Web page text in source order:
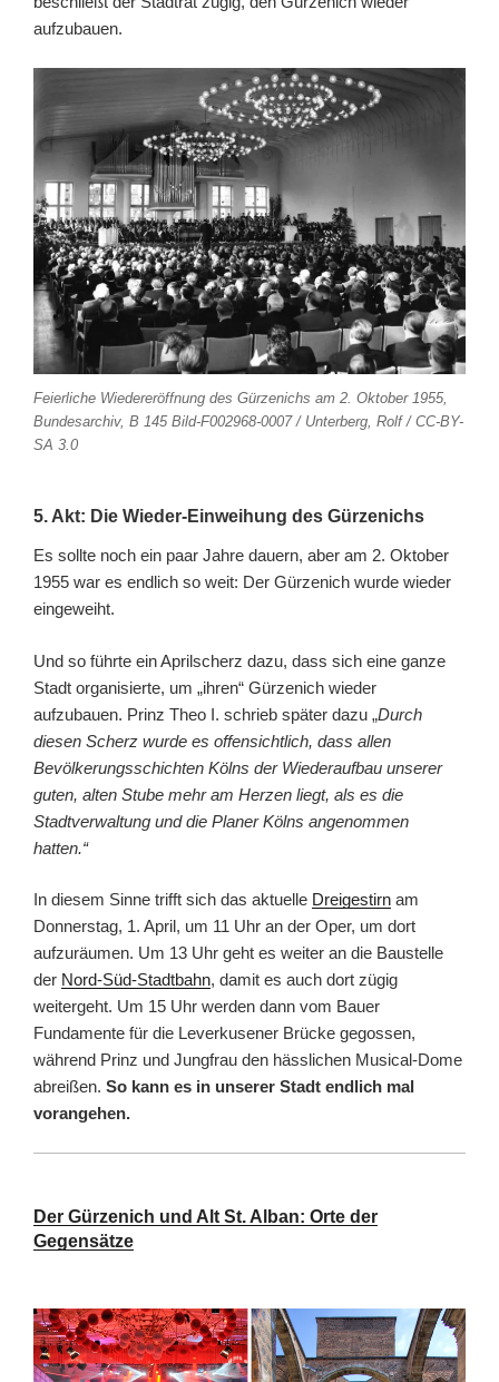
aufzubauen.
Feierliche Wiedereröffnung des Gürzenichs am 2. Oktober 1955,
Bundesarchiv, B 145 Bild-F002968-0007 / Unterberg, Rolf / CC-BY-
SA 3.0
5. Akt: Die Wieder-Einweihung des Gürzenichs
Es sollte noch ein paar Jahre dauern, aber am 2. Oktober
1955 war es endlich so weit: Der Gürzenich wurde wieder
eingeweiht.
Und so führte ein Aprilscherz dazu, dass sich eine ganze
Stadt organisierte, um „ihren“ Gürzenich wieder
aufzubauen. Prinz Theo I. schrieb später dazu „Durch
diesen Scherz wurde es offensichtlich, dass allen
Bevölkerungsschichten Kölns der Wiederaufbau unserer
guten, alten Stube mehr am Herzen liegt, als es die
Stadtverwaltung und die Planer Kölns angenommen
hatten.“
In diesem Sinne trifft sich das aktuelle Dreigestirn am
Donnerstag, 1. April, um 11 Uhr an der Oper, um dort
aufzuräumen. Um 13 Uhr geht es weiter an die Baustelle
der Nord-Süd-Stadtbahn, damit es auch dort zügig
weitergeht. Um 15 Uhr werden dann vom Bauer
Fundamente für die Leverkusener Brücke gegossen,
während Prinz und Jungfrau den hässlichen Musical-Dome
abreißen. So kann es in unserer Stadt endlich mal
vorangehen.
Der Gürzenich und Alt St. Alban: Orte der
Gegensätze